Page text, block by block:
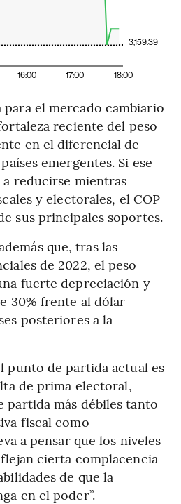
16:00 17:00 18:00
3,159.39
el mercado cambiario
reciente del peso
en el diferencial de
emergentes. Si ese
reducirse mientras
y electorales, el COP
sus principales soportes.
que, tras las
de 2022, el peso
fuerte depreciación y
30% frente al dólar
posteriores a la
punto de partida actual es
de prima electoral,
más débiles tanto
fiscal como
a pensar que los niveles
cierta complacencia
de que la
en el poder”.